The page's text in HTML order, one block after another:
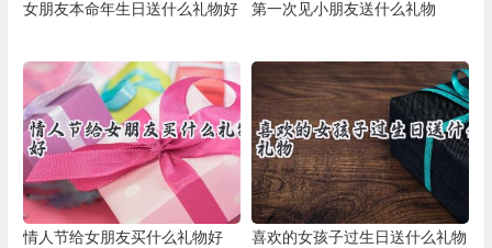
女朋友本命年生日送什么礼物好 第一次见小朋友送什么礼物
情人节给女朋友买什么礼物好 喜欢的女孩子过生日送什么礼物